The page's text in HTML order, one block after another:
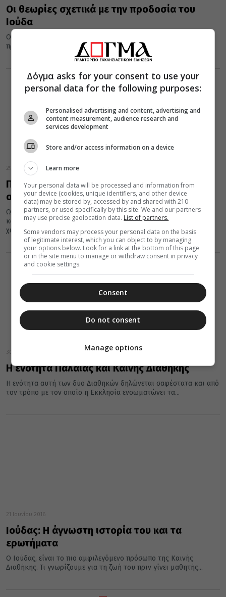
Οι θεωρίες σχετικά με την προδοσία του
Ιούδα
Ο Ιωάννης που έχει κρίνει ως σκληρό τον Ιούδα κατέληξε ότι η
πράξη της προδοσίας από τον Ιούδα έγινε...
29 Δεκεμβρίου 2016
Παλαιά Διαθήκη και Καινή Διαθήκη: Υπάρχει
σχέση μεταξύ τους;
Ως αίρεση θα μπορούσαμε να χαρακτηρίσουμε την περιφρόνηση
και την παραθεώρηση της Παλαιάς Διαθήκης υπό πολλών στον
χώρο μας....
30 Νοεμβρίου 2016
Η ενότητα Παλαιάς και Καινής Διαθήκης
Η ενότητα αυτή των δύο Διαθηκών δηλώνεται σαφέστατα και από
τον τρόπο με τον οποίο η Εκκλησία ενσωματώνει τα...
21 Ιουνίου 2016
Ιούδας: Η άγνωστη ιστορία του και τα
ερωτήματα
Ο Ιούδας, είναι το πιο αμφιλεγόμενο πρόσωπο της Καινής
Διαθήκης. Τι γνωρίζουμε για τη ζωή του πριν γίνει μαθητής...
Δόγμα asks for your consent to use your
personal data for the following purposes:
Personalised advertising and content, advertising and
content measurement, audience research and
services development
Store and/or access information on a device
Learn more
Your personal data will be processed and information from
your device (cookies, unique identifiers, and other device
data) may be stored by, accessed by and shared with 210
partners, or used specifically by this site. We and our partners
may use precise geolocation data. List of partners.
Some vendors may process your personal data on the basis
of legitimate interest, which you can object to by managing
your options below. Look for a link at the bottom of this page
or in the site menu to manage or withdraw consent in privacy
and cookie settings.
Consent
Do not consent
Manage options